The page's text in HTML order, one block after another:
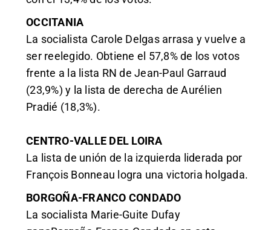
OCCITANIA
La socialista Carole Delgas arrasa y vuelve a
ser reelegido. Obtiene el 57,8% de los votos
frente a la lista RN de Jean-Paul Garraud
(23,9%) y la lista de derecha de Aurélien
Pradié (18,3%).
CENTRO-VALLE DEL LOIRA
La lista de unión de la izquierda liderada por
François Bonneau logra una victoria holgada.
BORGOÑA-FRANCO CONDADO
La socialista Marie-Guite Dufay